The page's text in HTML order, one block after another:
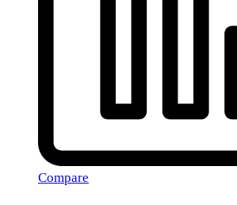
Compare